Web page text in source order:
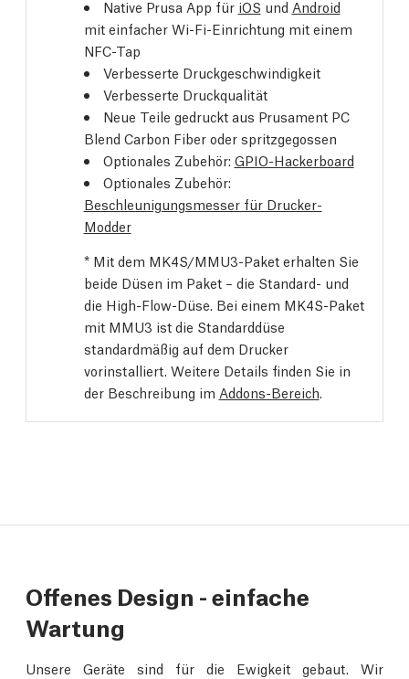
Native Prusa App für iOS und Android
mit einfacher Wi-Fi-Einrichtung mit einem
NFC-Tap
Verbesserte Druckgeschwindigkeit
Verbesserte Druckqualität
Neue Teile gedruckt aus Prusament PC
Blend Carbon Fiber oder spritzgegossen
Optionales Zubehör: GPIO-Hackerboard
Optionales Zubehör:
Beschleunigungsmesser für Drucker-
Modder
* Mit dem MK4S/MMU3-Paket erhalten Sie
beide Düsen im Paket – die Standard- und
die High-Flow-Düse. Bei einem MK4S-Paket
mit MMU3 ist die Standarddüse
standardmäßig auf dem Drucker
vorinstalliert. Weitere Details finden Sie in
der Beschreibung im Addons-Bereich
Offenes Design - einfache
Wartung
Unsere Geräte sind für die Ewigkeit gebaut. Wir